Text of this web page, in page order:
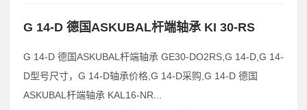
G 14-D 德国ASKUBAL杆端轴承 KI 30-RS
G 14-D 德国ASKUBAL杆端轴承 GE30-DO2RS,G 14-D,G 14-
D型号尺寸，G 14-D轴承价格,G 14-D采购,G 14-D 德国
ASKUBAL杆端轴承 KAL16-NR...